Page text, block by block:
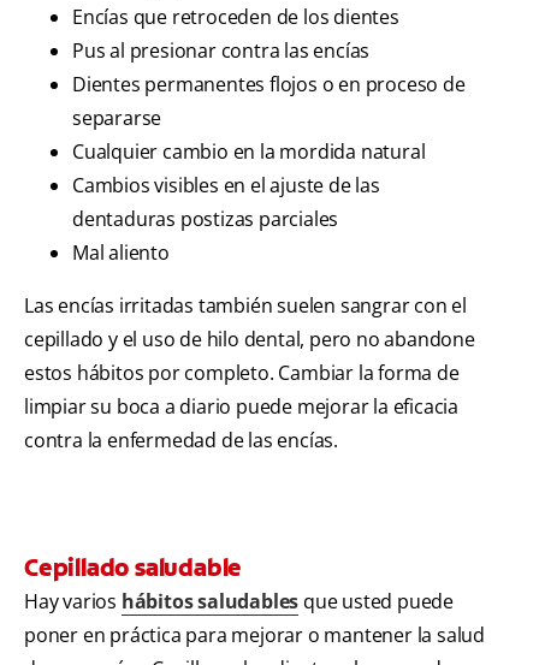
Encías que retroceden de los dientes
Pus al presionar contra las encías
Dientes permanentes flojos o en proceso de
separarse
Cualquier cambio en la mordida natural
Cambios visibles en el ajuste de las
dentaduras postizas parciales
Mal aliento
Las encías irritadas también suelen sangrar con el
cepillado y el uso de hilo dental, pero no abandone
estos hábitos por completo. Cambiar la forma de
limpiar su boca a diario puede mejorar la eficacia
contra la enfermedad de las encías.
Cepillado saludable
Hay varios hábitos saludables que usted puede
poner en práctica para mejorar o mantener la salud